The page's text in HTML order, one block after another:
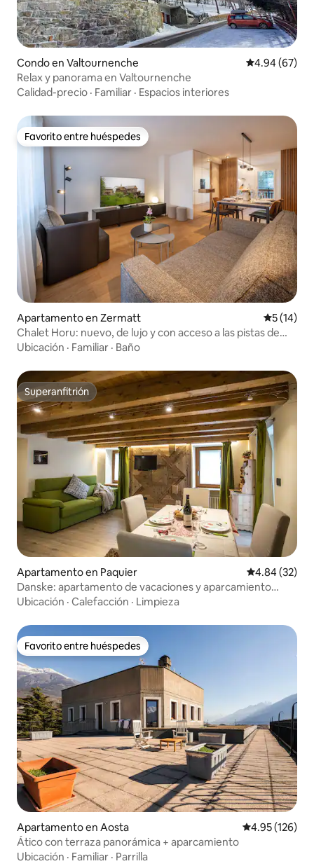
Condo en Valtournenche Calificación
4.94 (67)
Relax y panorama en Valtournenche
Calidad-precio · Familiar · Espacios interiores
Favorito entre huéspedes
Favorito entre huéspedes
Apartamento en Zermatt
5 (14)
Chalet Horu: nuevo, de lujo y con acceso a las pistas de
esquí de Sunnegga
Ubicación · Familiar · Baño
Superanfitrión
Superanfitrión
Apartamento en Paquier Calificación
4.84 (32)
Danske: apartamento de vacaciones y aparcamiento
privado.
Ubicación · Calefacción · Limpieza
Favorito entre huéspedes
Favorito entre huéspedes
Apartamento en Aosta Calificación
4.95 (126)
Ático con terraza panorámica + aparcamiento
Ubicación · Familiar · Parrilla